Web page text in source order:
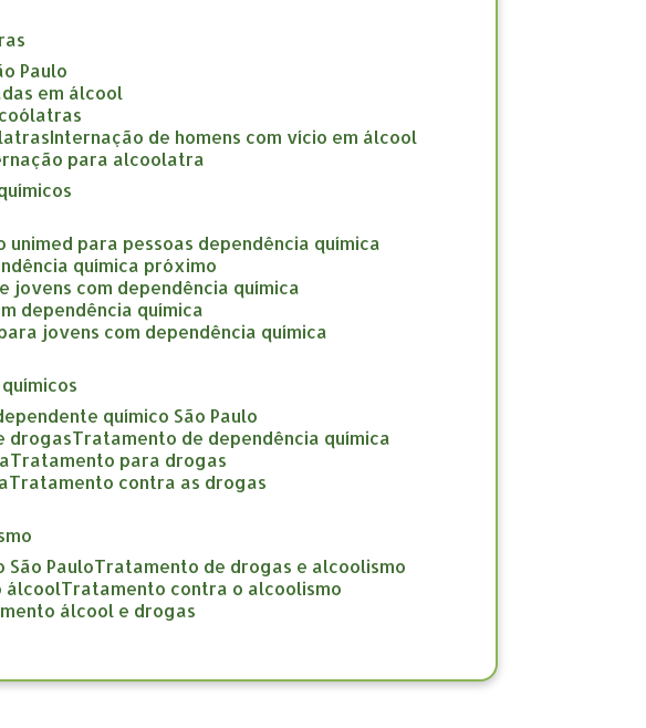
Paulo
em álcool
internação de homens com vício em álcool
para alcoolatra
unimed para pessoas dependência química
química próximo
jovens com dependência química
dependência química
jovens com dependência química
químico São Paulo
drogas
tratamento de dependência química
tratamento para drogas
tratamento contra as drogas
Paulo
tratamento de drogas e alcoolismo
álcool tratamento contra o alcoolismo
álcool e drogas